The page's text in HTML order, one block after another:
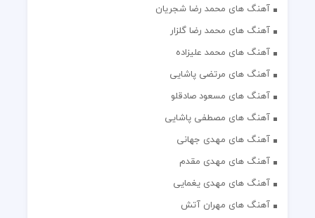
آهنگ های محمد رضا شجریان
آهنگ های محمد رضا گلزار
آهنگ های محمد علیزاده
آهنگ های مرتضی پاشایی
آهنگ های مسعود صادقلو
آهنگ های مصطفی پاشایی
آهنگ های مهدی جهانی
آهنگ های مهدی مقدم
آهنگ های مهدی یغمایی
آهنگ های مهران آتش